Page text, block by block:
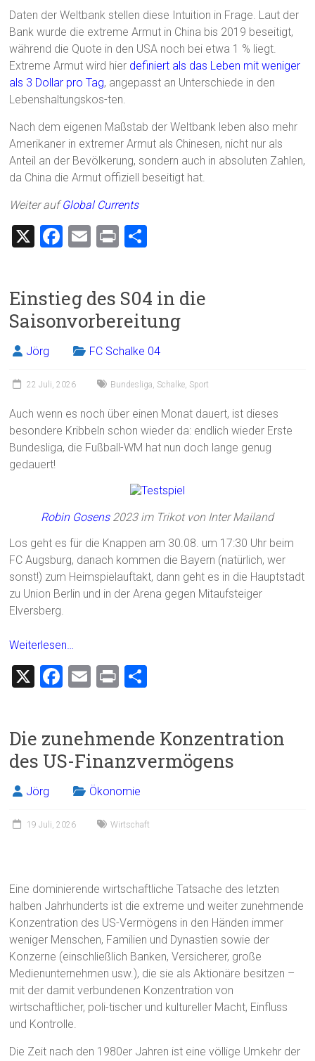
Daten der Weltbank stellen diese Intuition in Frage. Laut der
Bank wurde die extreme Armut in China bis 2019 beseitigt,
während die Quote in den USA noch bei etwa 1 % liegt.
Extreme Armut wird hier definiert als das Leben mit weniger
als 3 Dollar pro Tag, angepasst an Unterschiede in den
Lebenshaltungskos-ten.
Nach dem eigenen Maßstab der Weltbank leben also mehr
Amerikaner in extremer Armut als Chinesen, nicht nur als
Anteil an der Bevölkerung, sondern auch in absoluten Zahlen,
da China die Armut offiziell beseitigt hat.
Weiter aufGlobal Currents
X
F
b
o
ok
E
l
Pr
n
Einstieg des S04 in die
Saisonvorbereitung
Jörg FC Schalke 04
22 Juli, 2026 Bundesliga, Schalke, Sport
Auch wenn es noch über einen Monat dauert, ist dieses
besondere Kribbeln schon wieder da: endlich wieder Erste
Bundesliga, die Fußball-WM hat nun doch lange genug
gedauert!
Robin Gosens2023 im Trikot von Inter Mailand
Los geht es für die Knappen am 30.08. um 17:30 Uhr beim
FC Augsburg, danach kommen die Bayern (natürlich, wer
sonst!) zum Heimspielauftakt, dann geht es in die Hauptstadt
zu Union Berlin und in der Arena gegen Mitaufsteiger
Elversberg.
Weiterlesen…
X
F
b
o
ok
E
l
Pr
n
Die zunehmende Konzentration
des US-Finanzvermögens
Jörg Ökonomie
19 Juli, 2026 Wirtschaft
Eine dominierende wirtschaftliche Tatsache des letzten
halben Jahrhunderts ist die extreme und weiter zunehmende
Konzentration des US-Vermögens in den Händen immer
weniger Menschen, Familien und Dynastien sowie der
Konzerne (einschließlich Banken, Versicherer, große
Medienunternehmen usw.), die sie als Aktionäre besitzen –
mit der damit verbundenen Konzentration von
wirtschaftlicher, poli-tischer und kultureller Macht, Einfluss
und Kontrolle.
Die Zeit nach den 1980er Jahren ist eine völlige Umkehr der